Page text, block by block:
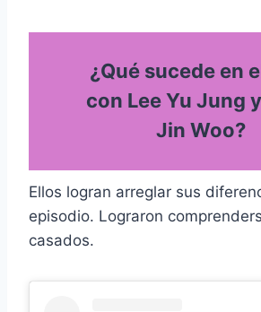
¿Qué sucede en
con Lee Yu Jung
Jin Woo?
Ellos logran arreglar sus
episodio. Lograron
casados.